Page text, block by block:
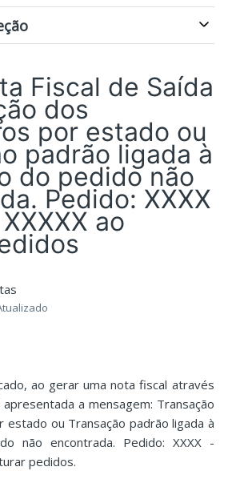
Fiscal de Saída
dos
por estado ou
padrão ligada à
do pedido não
Pedido: XXXX
ao
ao gerar uma nota fiscal através
a mensagem: Transação
ou Transação padrão ligada à
não encontrada. Pedido: XXXX -
pedidos.